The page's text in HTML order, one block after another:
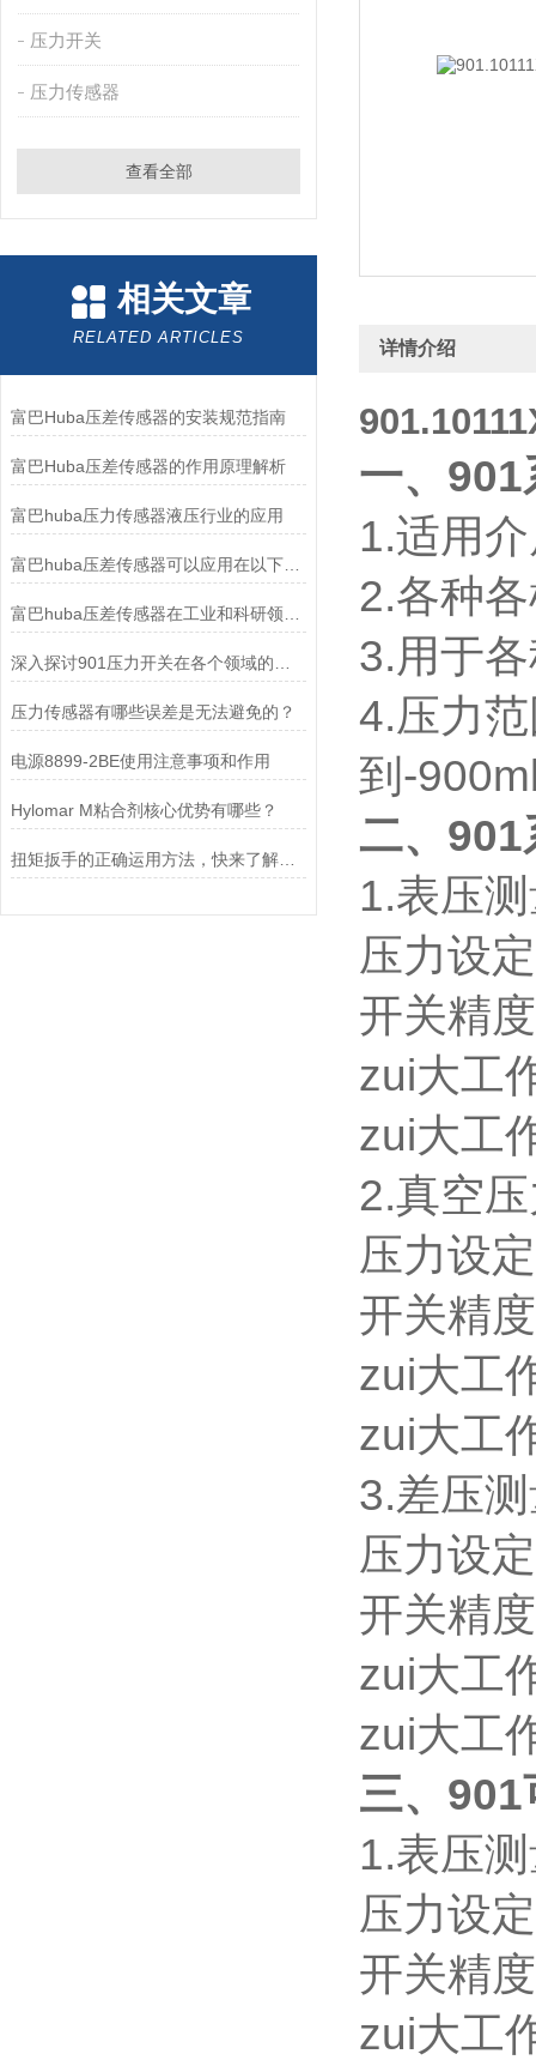
压力开关
压力传感器
查看全部
相关文章
RELATED ARTICLES
富巴Huba压差传感器的安装规范指南
富巴Huba压差传感器的作用原理解析
富巴huba压力传感器液压行业的应用
富巴huba压差传感器可以应用在以下领域
压力传感器有哪些误差是无法避免的？
电源8899-2BE使用注意事项和作用
Hylomar M粘合剂核心优势有哪些？
扭矩扳手的正确运用方法，快来了解一下吧！
详情介绍
一、901
1.适用
2.各种
3.用于
4.压力
到-
二、901
1.表压
压力设
开关精
zui大工
zui大工
2.真空
压力设
开关精
zui大工
zui大工
3.差压
压力设
开关精
zui大工
zui大工
三、901
1.表压
压力设
开关精
zui大工